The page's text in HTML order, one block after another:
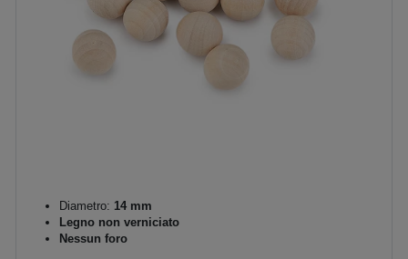
Diametro: 14 mm
Legno non verniciato
Nessun foro